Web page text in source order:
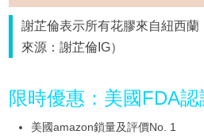
謝芷倫表示所有花膠來自紐西
來源：謝芷倫IG）
限時優惠：美國FDA
美國amazon鎖量及評價No. 1